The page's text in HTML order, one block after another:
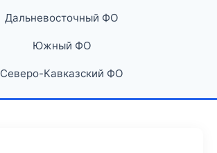
Дальневосточный ФО
Южный ФО
Северо-Кавказский ФО